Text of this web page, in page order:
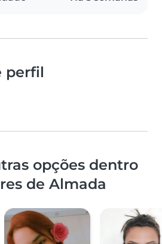
perfil
opções dentro
de Almada